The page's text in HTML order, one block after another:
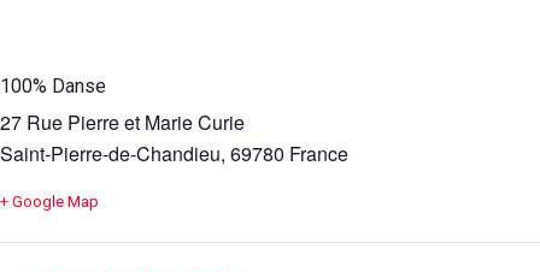
100% Danse
27 Rue Pierre et Marie Curie
Saint-Pierre-de-Chandieu, 69780 France
+ Google Map